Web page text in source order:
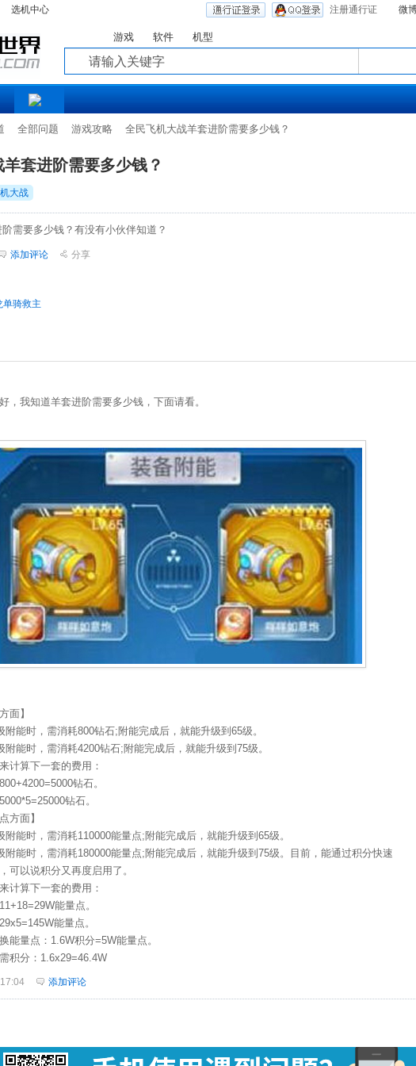
选机中心 注册通行证 微
游戏 软件 机型
全部问题 游戏攻略 全民飞机大战羊套进阶需要多少钱？
套进阶需要多少钱？
大战
需要多少钱？有没有小伙伴知道？
添加评论 分享
单骑救主
我知道羊套进阶需要多少钱，下面请看。
】
能时，需消耗800钻石;附能完成后，就能升级到65级。
能时，需消耗4200钻石;附能完成后，就能升级到75级。
算下一套的费用：
钻石。
钻石。
面】
时，需消耗110000能量点;附能完成后，就能升级到65级。
能时，需消耗180000能量点;附能完成后，就能升级到75级。目前，能通过积分快速
可以说积分又再度启用了。
算下一套的费用：
能量点。
能量点。
量点：1.6W积分=5W能量点。
分：1.6x29=46.4W
添加评论